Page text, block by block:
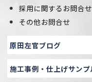
採用に関するお問合せ
その他お問合せ
原田左官ブログ
施工事例・仕上げサンプ